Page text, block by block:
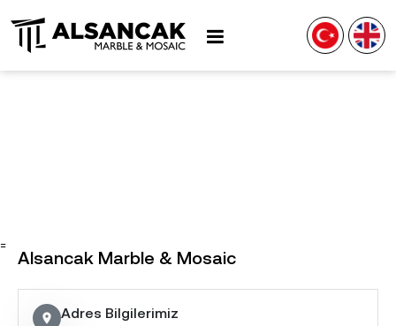
=
Alsancak Marble & Mosaic
location_on Adres Bilgilerimiz